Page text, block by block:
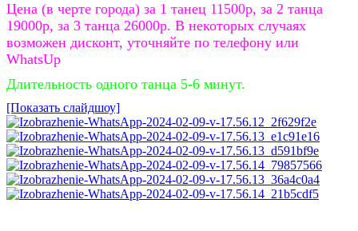
Цена (в черте города) за 1 танец 11500р, за 2 танца
19000р, за 3 танца 26000р. В некоторых случаях
возможен дисконт, уточняйте по телефону или
WhatsUp
Длительность одного танца 5-6 минут.
[Показать слайдшоу]